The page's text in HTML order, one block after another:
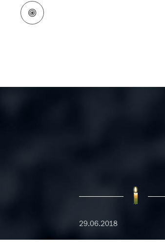
29.06.2018